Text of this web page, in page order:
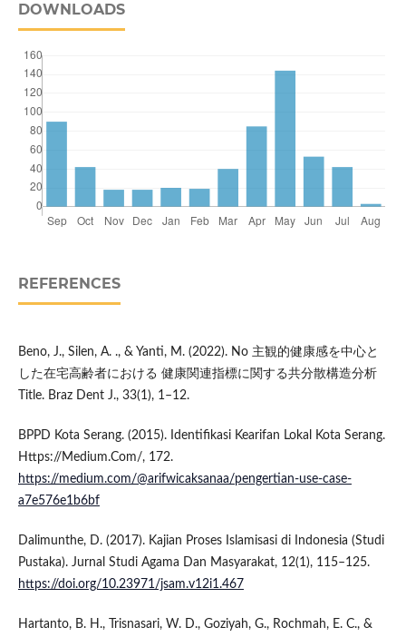
DOWNLOADS
REFERENCES
Beno, J., Silen, A. ., & Yanti, M. (2022). No 主観的健康感を中心と
した在宅高齢者における 健康関連指標に関する共分散構造分析
Title. Braz Dent J., 33(1), 1–12.
BPPD Kota Serang. (2015). Identifikasi Kearifan Lokal Kota Serang.
Https://Medium.Com/, 172.
https://medium.com/@arifwicaksanaa/pengertian-use-case-
a7e576e1b6bf
Dalimunthe, D. (2017). Kajian Proses Islamisasi di Indonesia (Studi
Pustaka). Jurnal Studi Agama Dan Masyarakat, 12(1), 115–125.
https://doi.org/10.23971/jsam.v12i1.467
Hartanto, B. H., Trisnasari, W. D., Goziyah, G., Rochmah, E. C., &